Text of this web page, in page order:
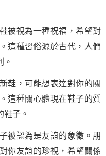
被視為一種祝福，希望對
這種習俗源於古代，人們
。
鞋，可能想表達對你的關
這種關心體現在鞋子的質
鞋子。
被認為是友誼的象徵。朋
你友誼的珍視，希望關係